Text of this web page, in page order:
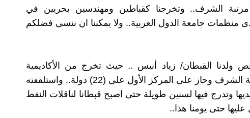
الشرف.. وتخرجنا كقباطين ومهندسين بحريين في
منظمات جامعة الدول العربية.. ولا يمكننا ان ننسى فضلكم
ولدنا القبطان/ زياد أنيس .. حيث تخرج من الأكاديمية
البحرية بتفوق مع مرتبة الشرف وحاز على المركز الأول على (22) دولة.. واستلقفته
وتدرج فيها لسنين طويلة حتى اصبح قبطانا لناقلات النفط
عليها حتى يومنا هذا..